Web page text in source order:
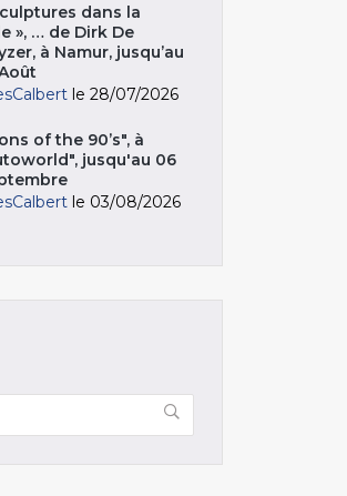
dans la
», … de Dirk De
à Namur, jusqu’au
le 28/07/2026
of the 90’s", à
jusqu'au 06
le 03/08/2026